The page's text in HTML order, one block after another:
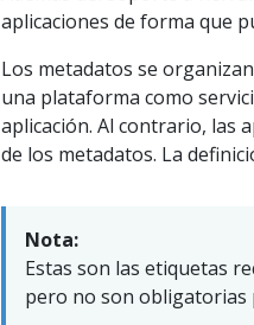
aplicaciones de forma que
Los metadatos se
una plataforma como
aplicación. Al contrario, las
de los metadatos. La
Nota:
Estas son las etiquetas
pero no son obligatorias